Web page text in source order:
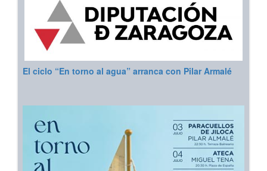
El ciclo “En torno al agua” arranca con Pilar Armalé